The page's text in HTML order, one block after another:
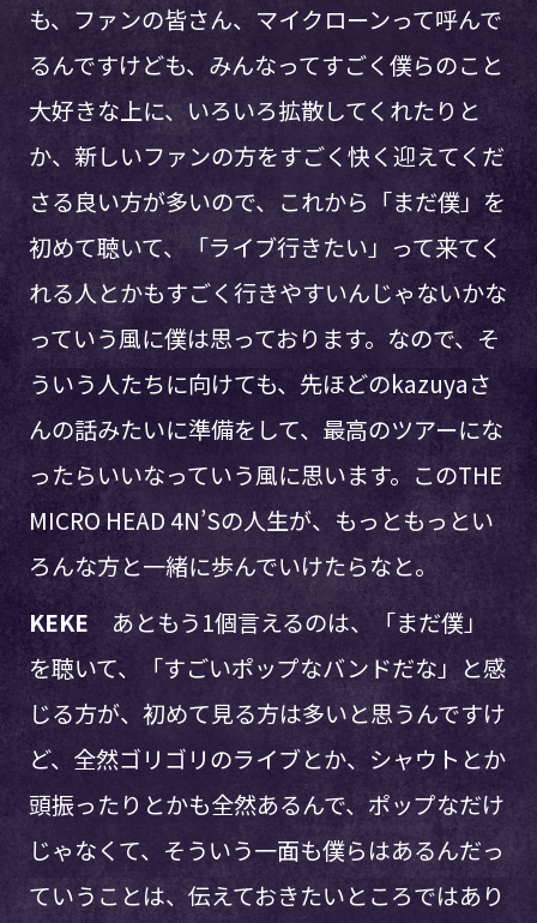
も、ファンの皆さん、マイクローンって呼んで
るんですけども、みんなってすごく僕らのこと
大好きな上に、いろいろ拡散してくれたりと
か、新しいファンの方をすごく快く迎えてくだ
さる良い方が多いので、これから「まだ僕」を
初めて聴いて、「ライブ行きたい」って来てく
れる人とかもすごく行きやすいんじゃないかな
っていう風に僕は思っております。なので、そ
ういう人たちに向けても、先ほどのkazuyaさ
んの話みたいに準備をして、最高のツアーにな
ったらいいなっていう風に思います。このTHE
MICRO HEAD 4N’Sの人生が、もっともっとい
ろんな方と一緒に歩んでいけたらなと。
KEKE あともう1個言えるのは、「まだ僕」
を聴いて、「すごいポップなバンドだな」と感
じる方が、初めて見る方は多いと思うんですけ
ど、全然ゴリゴリのライブとか、シャウトとか
頭振ったりとかも全然あるんで、ポップなだけ
じゃなくて、そういう一面も僕らはあるんだっ
ていうことは、伝えておきたいところではあり